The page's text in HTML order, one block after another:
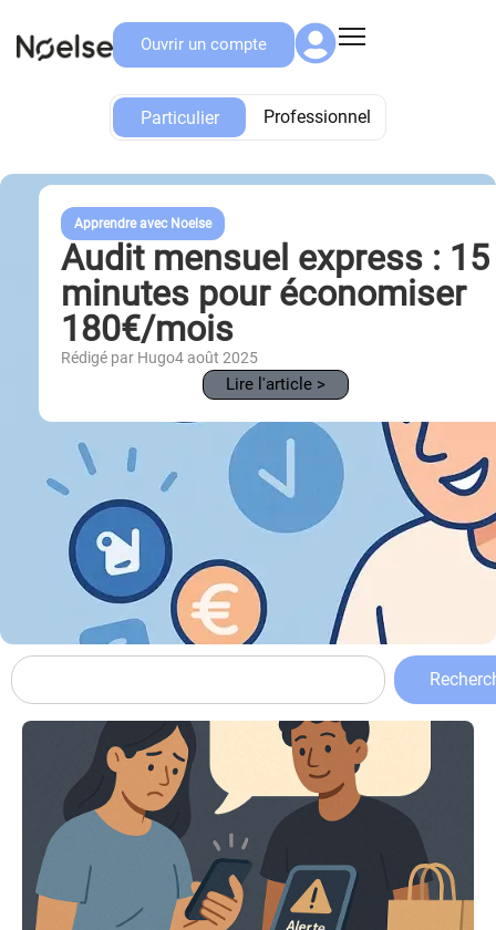
Ouvrir un compte
Particulier Professionnel
Particulier
Apprendre avec Noelse
Audit mensuel express : 15
minutes pour économiser
180€/mois
Rédigé par Hugo4 août 2025
Lire l'article >